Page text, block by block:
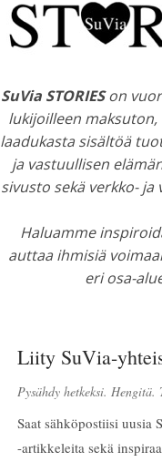
SuVia STORIESon
lukijoilleen
laadukasta sisältöä
ja vastuullisen
sivusto sekä verkko- ja
Haluamme
auttaa ihmisiä
eri osa-
Liity SuVia-
Pysähdy hetkeksi. Hengitä.
Saat sähköpostiisi uusia
-artikkeleita sekä